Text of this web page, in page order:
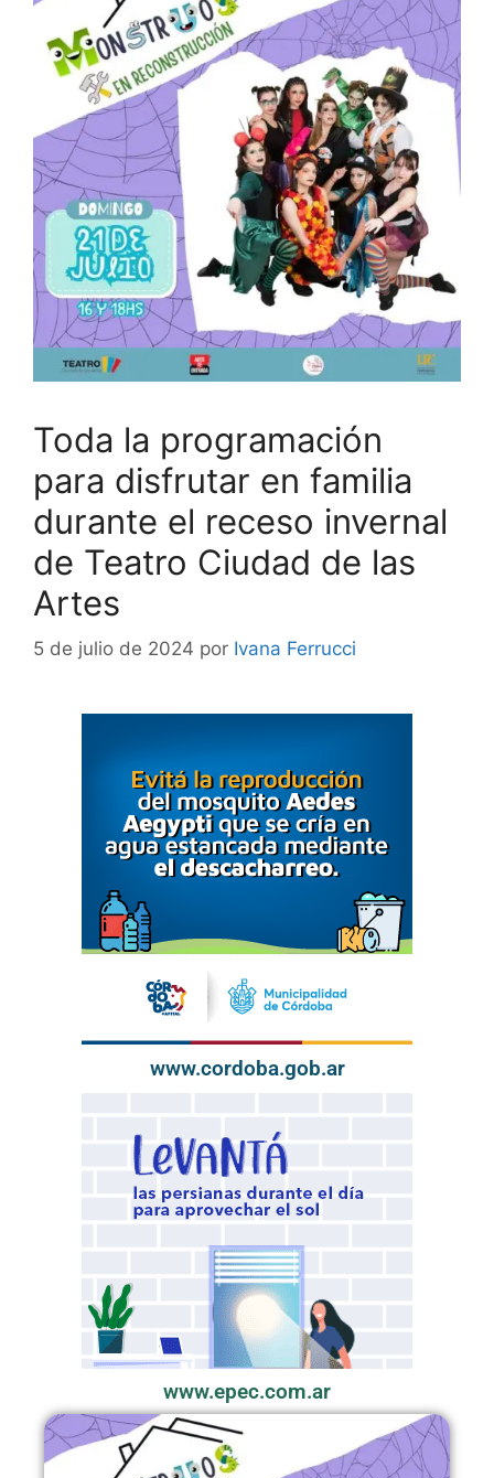
Toda la programación
para disfrutar en familia
durante el receso invernal
de Teatro Ciudad de las
Artes
5 de julio de 2024 por Ivana Ferrucci
www.cordoba.gob.ar
www.epec.com.ar